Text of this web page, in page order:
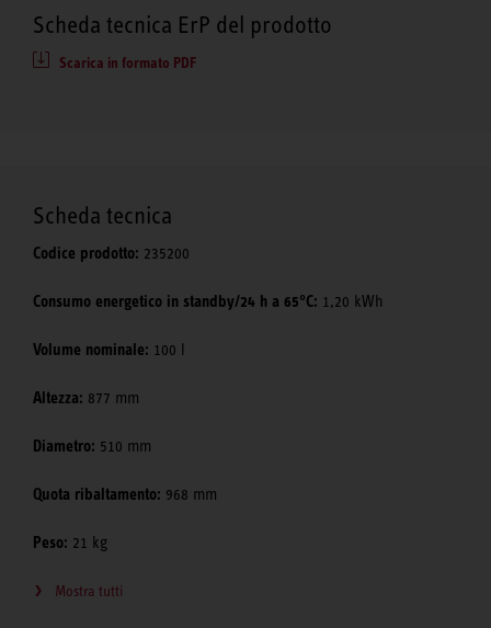
Scheda tecnica ErP del prodotto
Scarica in formato PDF
Scheda tecnica
Codice prodotto: 235200
Consumo energetico in standby/24 h a 65°C: 1,20 kWh
Volume nominale: 100 l
Altezza: 877 mm
Diametro: 510 mm
Quota ribaltamento: 968 mm
Peso: 21 kg
Mostra tutti